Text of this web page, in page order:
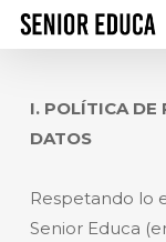
Skip
contentI. POLÍTICA DE
DATOS
Respetando lo
Senior Educa